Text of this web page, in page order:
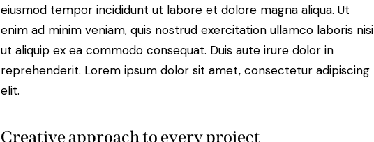
eiusmod tempor incididunt ut labore et dolore magna aliqua. Ut
enim ad minim veniam, quis nostrud exercitation ullamco laboris nisi
ut aliquip ex ea commodo consequat. Duis aute irure dolor in
reprehenderit. Lorem ipsum dolor sit amet, consectetur adipiscing
elit.
Creative approach to every project